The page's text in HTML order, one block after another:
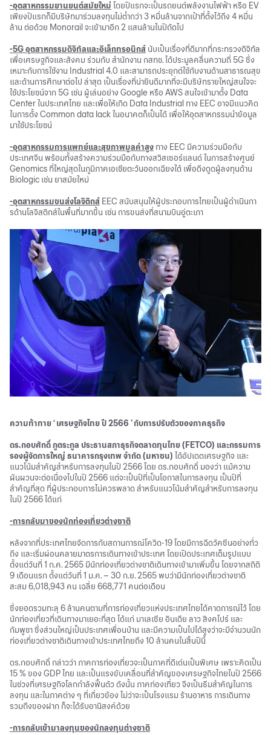
-อุตสาหกรรมยานยนต์สมัยใหม่ โดยปีแรกจะเป็นรถยนต์พลังงานไฟฟ้า หรือ EV
เพียงปีแรกก็มีบริษัทมาร่วมลงทุนไม่ต่ำกว่า 3 หมื่นล้านจากเป้าที่ตั้งไว้ถึง 4 หมื่น
ล้าน ต่อด้วย Monorail จะเข้ามาอีก 2 แสนล้านในปีถัดไป
-5G อุตสาหกรรมดิจิทัลและอิเล็กทรอนิกส์ นับเป็นเรื่องที่ดีมากที่กระทรวงดิจิทัล
เพื่อเศรษฐกิจและสังคม ร่วมกับ สำนักงาน กสทช. ได้ประมูลคลื่นความถี่ 5G ซึ่ง
เหมาะกับการใช้งาน Industrial 4.0 และสามารถประยุกต์ใช้กับงานด้านสาธารณสุข
และด้านการศึกษาต่อไป ล่าสุด เป็นเรื่องที่น่ายินดีมากที่จะมีบริษัทรายใหญ่สนใจจะ
ใช้ประโยชน์จาก 5G เช่น ผู้เล่นอย่าง Google หรือ AWS สนใจเข้ามาตั้ง Data
Center ในประเทศไทย และเพื่อให้เกิด Data Industrial ทาง EEC อาจมีแนวคิด
ในการตั้ง Common data lack ในอนาคตก็เป็นได้ เพื่อให้อุตสาหกรรมนำข้อมูล
มาใช้ประโยชน์
-อุตสาหกรรมการแพทย์และสุขภาพมูลค่าสูง ทาง EEC มีความร่วมมือกับ
ประเทศจีน พร้อมทั้งสร้างความร่วมมือกับทางสวิสเซอร์แลนด์ ในการสร้างศูนย์
Genomics ที่ใหญ่สุดในภูมิภาคเอเชียตะวันออกเฉียงใต้ เพื่อดึงดูดผู้ลงทุนด้าน
Biologic เช่น ยาสมัยใหม่
-อุตสาหกรรมขนส่งโลจิติกส์ EEC สนับสนุนให้ผู้ประกอบการไทยเป็นผู้ดำเนินกา
รด้านโลจิสติกส์ในพื้นที่มากขึ้น เช่น การขนส่งที่สนามบินอู่ตะเภา
ความท้าทาย ‘ เศรษฐกิจไทย ปี 2566 ’ กับการปรับตัวของภาคธุรกิจ
ดร.กอบศักดิ์ ภูตระกูล ประธานสภาธุรกิจตลาดทุนไทย (FETCO) และกรรมการ
รองผู้จัดการใหญ่ ธนาคารกรุงเทพ จำกัด (มหาชน) ได้อัปเดตเศรษฐกิจ และ
แนวโน้มสำคัญสำหรับการลงทุนในปี 2566 โดย ดร.กอบศักดิ์ มองว่า แม้ความ
ผันผวนจะต่อเนื่องไปในปี 2566 แต่จะเป็นปีที่เป็นโอกาสในการลงทุน เป็นปีที่
สำคัญที่สุด ที่ผู้ประกอบการไม่ควรพลาด สำหรับแนวโน้มสำคัญสำหรับการลงทุน
ในปี 2566 ได้แก่
-การกลับมาของนักท่องเที่ยวต่างชาติ
หลังจากที่ประเทศไทยจัดการกับสถานการณ์โควิด-19 โดยมีการฉีดวัคซีนอย่างทั่ว
ถึง และเริ่มผ่อนคลายมาตรการเดินทางเข้าประเทศ โดยเปิดประเทศเต็มรูปแบบ
ตั้งแต่วันที่ 1 ก.ค. 2565 มีนักท่องเที่ยวต่างชาติเดินทางเข้ามาเพิ่มขึ้น โดยจากสถิติ
9 เดือนแรก ตั้งแต่วันที่ 1 ม.ค. – 30 ก.ย. 2565 พบว่ามีนักท่องเที่ยวต่างชาติ
สะสม 6,018,943 คน เฉลี่ย 668,771 คนต่อเดือน
ซึ่งยอดรวมทะลุ 6 ล้านคนตามที่การท่องเที่ยวแห่งประเทศไทยได้คาดการณ์ไว้ โดย
นักท่องเที่ยวที่เดินทางมาเยอะที่สุด ได้แก่ มาเลเซีย อินเดีย ลาว สิงคโปร์ และ
กัมพูชา ซึ่งส่วนใหญ่เป็นประเทศเพื่อนบ้าน และมีความเป็นไปได้สูงว่าจะมีจำนวนนัก
ท่องเที่ยวต่างชาติเดินทางเข้าประเทศไทยถึง 10 ล้านคนในสิ้นปีนี้
ดร.กอบศักดิ์ กล่าวว่า ภาคการท่องเที่ยวจะเป็นภาคที่ดีเด่นเป็นพิเศษ เพราะคิดเป็น
15 % ของ GDP ไทย และเป็นแรงขับเคลื่อนที่สำคัญของเศรษฐกิจไทยในปี 2566
ในช่วงที่เศรษฐกิจโลกกำลังฟื้นตัว ดังนั้น ภาคท่องเที่ยว จึงเป็นธีมสำคัญในการ
ลงทุน และในภาคต่าง ๆ ที่เกี่ยวข้อง ไม่ว่าจะเป็นโรงแรม ร้านอาหาร การเดินทาง
รวมถึงของฝาก ก็จะได้รับอานิสงค์ด้วย
-การกลับเข้ามาลงทุนของนักลงทุนต่างชาติ